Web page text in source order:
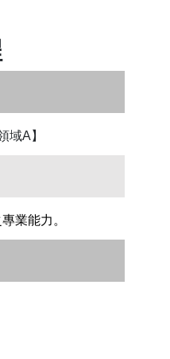
域A】
業能力。